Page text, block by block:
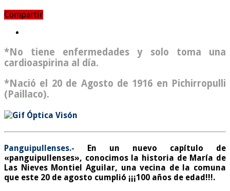
Compartir
*No tiene enfermedades y solo toma una
cardioaspirina al día.
*Nació el 20 de Agosto de 1916 en Pichirropulli
(Paillaco).
Panguipullenses.- En un nuevo capítulo de
«panguipullenses», conocimos la historia de María de
Las Nieves Montiel Aguilar, una vecina de la comuna
que este 20 de agosto cumplió ¡¡¡100 años de edad!!!.